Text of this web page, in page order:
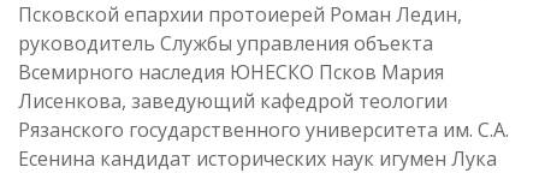
Псковской епархии протоиерей Роман Ледин,
руководитель Службы управления объекта
Всемирного наследия ЮНЕСКО Псков Мария
Лисенкова, заведующий кафедрой теологии
Рязанского государственного университета им. С.А.
Есенина кандидат исторических наук игумен Лука